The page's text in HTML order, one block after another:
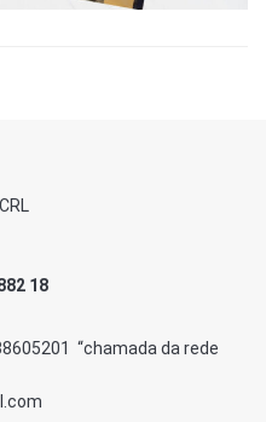
18
“chamada da rede